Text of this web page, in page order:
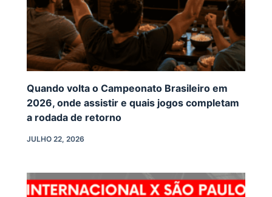
Quando volta o Campeonato Brasileiro em
2026, onde assistir e quais jogos completam
a rodada de retorno
JULHO 22, 2026